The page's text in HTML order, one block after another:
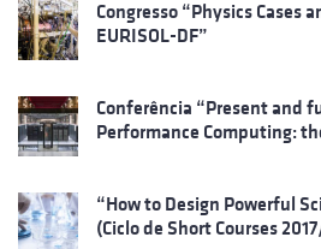
Congresso “Physics
EURISOL-DF”
Conferência “Present and
Performance Computing:
“How to Design Powerful
(Ciclo de Short Courses